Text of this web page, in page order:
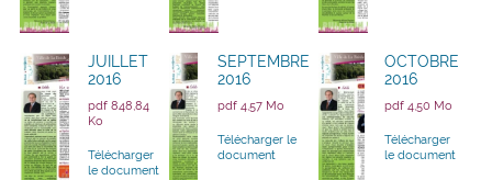
JUILLET
2016
pdf 848,84
Ko
Télécharger
le document
SEPTEMBRE
2016
pdf 4,57 Mo
Télécharger le
document
OCTOBRE
2016
pdf 4,50 Mo
Télécharger
le document